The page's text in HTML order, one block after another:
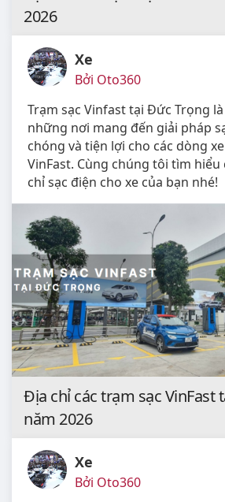
2026
Xe
Bởi Oto360
Trạm sạc Vinfast tại Đức Trọng
những nơi mang đến giải pháp
chóng và tiện lợi cho các dòng
VinFast. Cùng chúng tôi tìm hiểu
chỉ sạc điện cho xe của bạn nhé!
Địa chỉ các trạm sạc VinFast
năm 2026
Xe
Bởi Oto360